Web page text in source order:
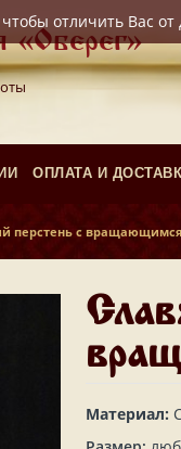
«Оберег»
ОПЛАТА И
перстень с
Материал:
чтобы отличить Вас